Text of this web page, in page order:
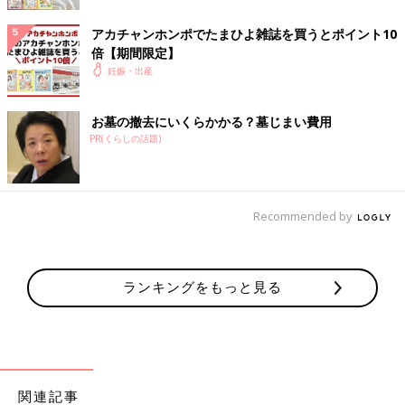
ダウンロード（無料）
アカチャンホンポでたまひよ雑誌を買うとポイント10
倍【期間限定】
妊娠・出産
お墓の撤去にいくらかかる？墓じまい費用
PR(くらしの話題)
Recommended by
ランキングをもっと見る
関連記事